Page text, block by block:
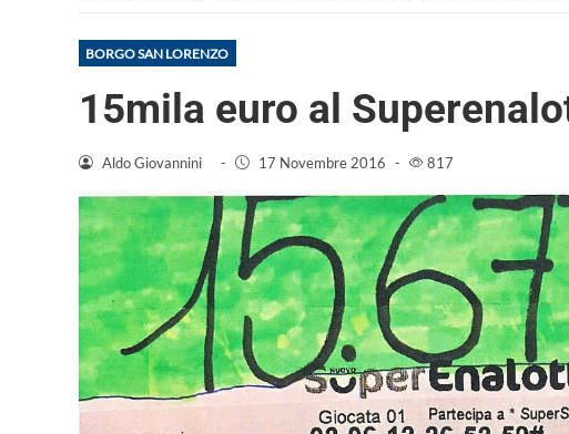
BORGO SAN LORENZO
15mila euro al
Aldo Giovannini - 17 Novembre 2016 - 817